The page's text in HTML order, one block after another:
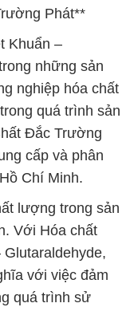
Phát**
Khuẩn –
những sản
nghiệp hóa chất
quá trình sản
Đắc Trường
cấp và phân
Chí Minh.
lượng trong sản
Với Hóa chất
với việc đảm
quá trình sử